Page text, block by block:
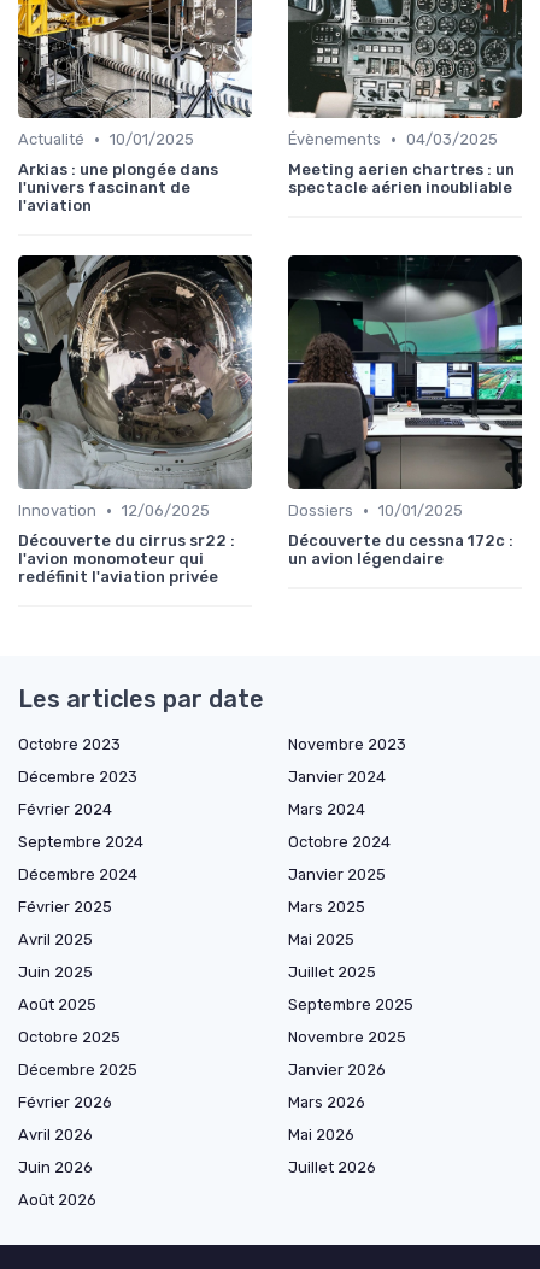
Actualité • 10/01/2025
Arkias : une plongée dans
l'univers fascinant de
l'aviation
Évènements • 04/03/2025
Meeting aerien chartres : un
spectacle aérien inoubliable
Innovation • 12/06/2025
Découverte du cirrus sr22 :
l'avion monomoteur qui
redéfinit l'aviation privée
Dossiers • 10/01/2025
Découverte du cessna 172c :
un avion légendaire
Les articles par date
Octobre 2023
Novembre 2023
Décembre 2023
Janvier 2024
Février 2024
Mars 2024
Septembre 2024
Octobre 2024
Décembre 2024
Janvier 2025
Février 2025
Mars 2025
Avril 2025
Mai 2025
Juin 2025
Juillet 2025
Août 2025
Septembre 2025
Octobre 2025
Novembre 2025
Décembre 2025
Janvier 2026
Février 2026
Mars 2026
Avril 2026
Mai 2026
Juin 2026
Juillet 2026
Août 2026